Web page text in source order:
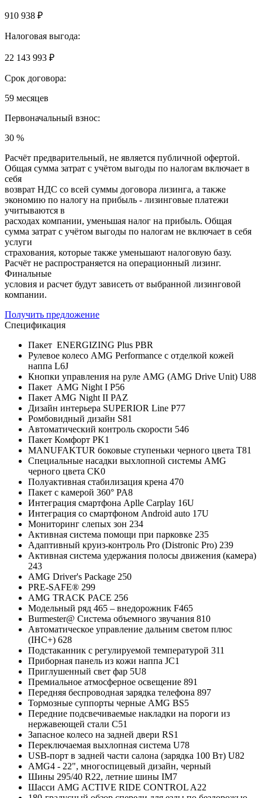
910 938 ₽
Налоговая выгода:
22 143 993 ₽
Срок договора:
59 месяцев
Первоначальный взнос:
30 %
Расчёт предварительный, не является публичной офертой.
Общая сумма затрат с учётом выгоды по налогам включает в
себя
возврат НДС со всей суммы договора лизинга, а также
экономию по налогу на прибыль - лизинговые платежи
учитываются в
расходах компании, уменьшая налог на прибыль. Общая
сумма затрат с учётом выгоды по налогам не включает в себя
услуги
страхования, которые также уменьшают налоговую базу.
Расчёт не распространяется на операционный лизинг.
Финальные
условия и расчет будут зависеть от выбранной лизинговой
компании.
Получить предложение
Спецификация
Пакет ENERGIZING Plus PBR
Рулевое колесо AMG Performance с отделкой кожей
наппа L6J
Кнопки управления на руле AMG (AMG Drive Unit) U88
Пакет AMG Night I P56
Пакет AMG Night II PAZ
Дизайн интерьера SUPERIOR Line P77
Ромбовидный дизайн S81
Автоматический контроль скорости 546
Пакет Комфорт PK1
MANUFAKTUR боковые ступеньки черного цвета T81
Специальные насадки выхлопной системы AMG
черного цвета CK0
Полуактивная стабилизация крена 470
Пакет с камерой 360° PA8
Интеграция смартфона Aplle Carplay 16U
Интеграция со смартфоном Android auto 17U
Мониторинг слепых зон 234
Активная система помощи при парковке 235
Адаптивный круиз-контроль Pro (Distronic Pro) 239
Активная система удержания полосы движения (камера)
243
AMG Driver's Package 250
PRE-SAFE® 299
AMG TRACK PACE 256
Модельный ряд 465 – внедорожник F465
Burmester@ Система объемного звучания 810
Автоматическое управление дальним светом плюс
(IHC+) 628
Подстаканник с регулируемой температурой 311
Приборная панель из кожи наппа JC1
Приглушенный свет фар 5U8
Премиальное атмосферное освещение 891
Передняя беспроводная зарядка телефона 897
Тормозные суппорты черные AMG BS5
Передние подсвечиваемые накладки на пороги из
нержавеющей стали C51
Запасное колесо на задней двери RS1
Переключаемая выхлопная система U78
USB-порт в задней части салона (зарядка 100 Вт) U82
AMG4 - 22", многоспицевый дизайн, черный
Шины 295/40 R22, летние шины IM7
Шасси AMG ACTIVE RIDE CONTROL A22